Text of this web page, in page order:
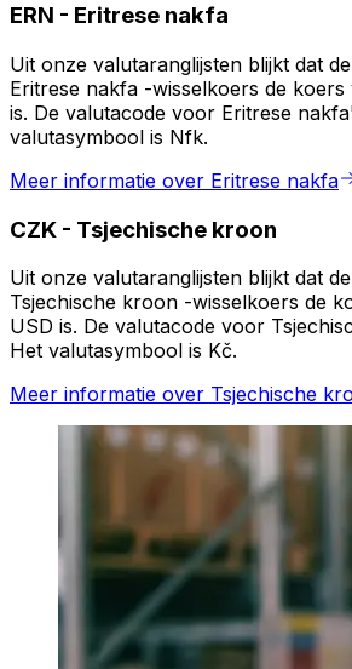
ERN - Eritrese nakfa
Uit onze valutaranglijsten blijkt dat
Eritrese nakfa -wisselkoers de koers
is. De valutacode voor Eritrese
valutasymbool is Nfk.
Meer informatie over Eritrese nakfa
CZK - Tsjechische kroon
Uit onze valutaranglijsten blijkt dat
Tsjechische kroon -wisselkoers de
USD is. De valutacode voor
Het valutasymbool is Kč.
Meer informatie over Tsjechische